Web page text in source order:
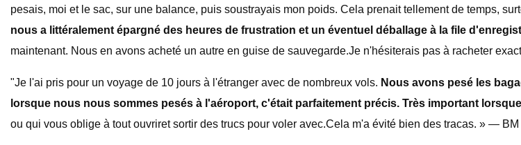
pesais, moi et le sac, sur une balance, puis soustrayais mon poids. Cela prenait tellement de temps,
nous a littéralement épargné des heures de frustration et un éventuel déballage à la file
maintenant. Nous en avons acheté un autre en guise de sauvegarde.Je n'hésiterais pas à racheter
"Je l'ai pris pour un voyage de 10 jours à l'étranger avec de nombreux vols. Nous avons pesé les
lorsque nous nous sommes pesés à l'aéroport, c'était parfaitement précis. Très important
ou qui vous oblige à tout ouvriret sortir des trucs pour voler avec.Cela m'a évité bien des tracas. » — BM